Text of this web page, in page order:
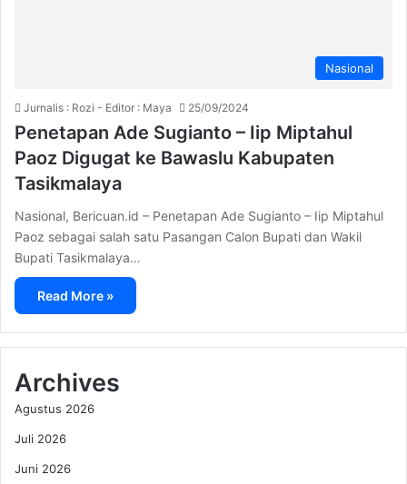
Nasional
Jurnalis : Rozi - Editor : Maya 25/09/2024
Penetapan Ade Sugianto – Iip Miptahul
Paoz Digugat ke Bawaslu Kabupaten
Tasikmalaya
Nasional, Bericuan.id – Penetapan Ade Sugianto – Iip Miptahul
Paoz sebagai salah satu Pasangan Calon Bupati dan Wakil
Bupati Tasikmalaya…
Read More »
Archives
Agustus 2026
Juli 2026
Juni 2026